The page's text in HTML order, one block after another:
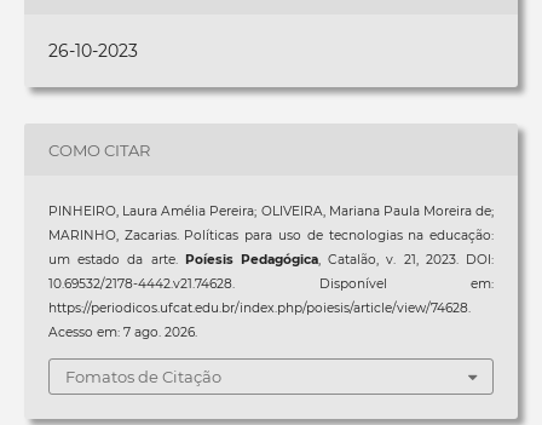
26-10-2023
COMO CITAR
PINHEIRO, Laura Amélia Pereira; OLIVEIRA, Mariana Paula Moreira de;
MARINHO, Zacarias. Políticas para uso de tecnologias na educação:
um estado da arte.
Poíesis Pedagógica, Catalão, v. 21, 2023. DOI:
10.69532/2178-4442.v21.74628. Disponível em:
https://periodicos.ufcat.edu.br/index.php/poiesis/article/view/74628.
Acesso em: 7 ago. 2026.
Fomatos de Citação